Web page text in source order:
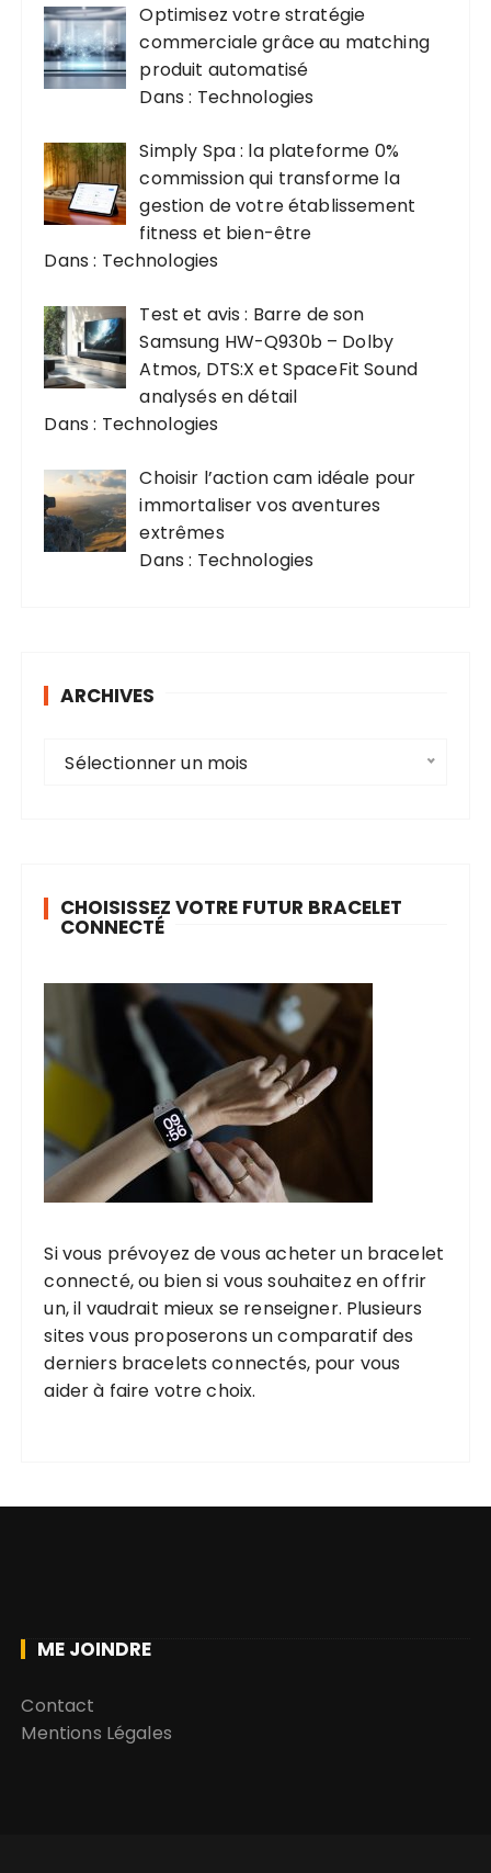
Optimisez votre stratégie
commerciale grâce au matching
produit automatisé
Dans : Technologies
Simply Spa : la plateforme 0%
commission qui transforme la
gestion de votre établissement
fitness et bien-être
Dans : Technologies
Test et avis : Barre de son
Samsung HW-Q930b – Dolby
Atmos, DTS:X et SpaceFit Sound
analysés en détail
Dans : Technologies
Choisir l’action cam idéale pour
immortaliser vos aventures
extrêmes
Dans : Technologies
ARCHIVES
e
Sélectionner un mois
CHOISISSEZ VOTRE FUTUR BRACELET
CONNECTÉ
Si vous prévoyez de vous acheter un bracelet
connecté, ou bien si vous souhaitez en offrir
un, il vaudrait mieux se renseigner. Plusieurs
sites vous proposerons un comparatif des
derniers bracelets connectés, pour vous
aider à faire votre choix.
ME JOINDRE
Contact
Mentions Légales